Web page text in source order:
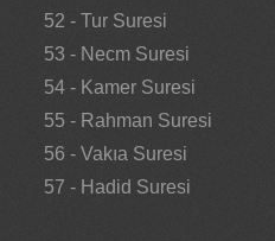
52 - Tur Suresi
53 - Necm Suresi
54 - Kamer Suresi
55 - Rahman Suresi
56 - Vakıa Suresi
57 - Hadid Suresi